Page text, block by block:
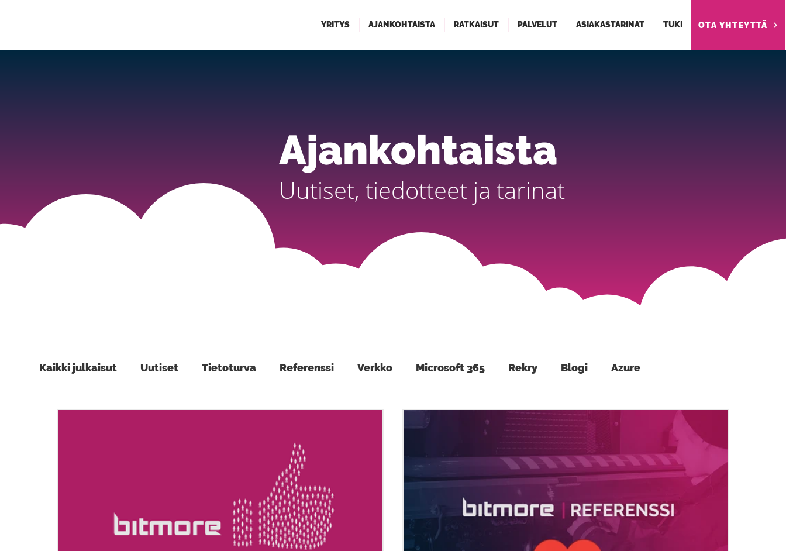
YRITYS AJANKOHTAISTA RATKAISUT PALVELUT ASIAKASTARINAT TUKI OTA YHTEYTTÄ
Ajankohtaista
Uutiset, tiedotteet ja tarinat
Kaikki julkaisut Uutiset Tietoturva Referenssi Verkko Microsoft 365 Rekry Blogi Azure